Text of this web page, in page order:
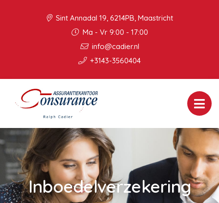
Sint Annadal 19, 6214PB, Maastricht
Ma - Vr 9:00 - 17:00
info@cadier.nl
+3143-3560404
Inboedelverzekering